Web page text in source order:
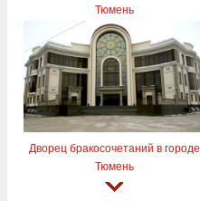
Тюмень
Дворец бракосочетаний в городе
Тюмень